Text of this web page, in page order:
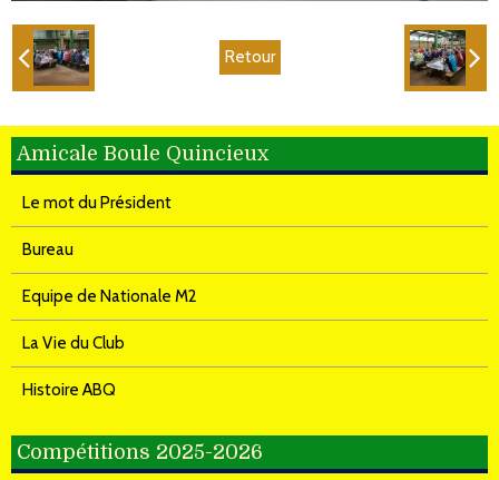
Retour
Amicale Boule Quincieux
Le mot du Président
Bureau
Equipe de Nationale M2
La Vie du Club
Histoire ABQ
Compétitions 2025-2026